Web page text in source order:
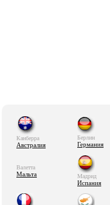
Канберра
Австралия
Берлин
Германия
Валетта
Мальта Мадрид
Испания